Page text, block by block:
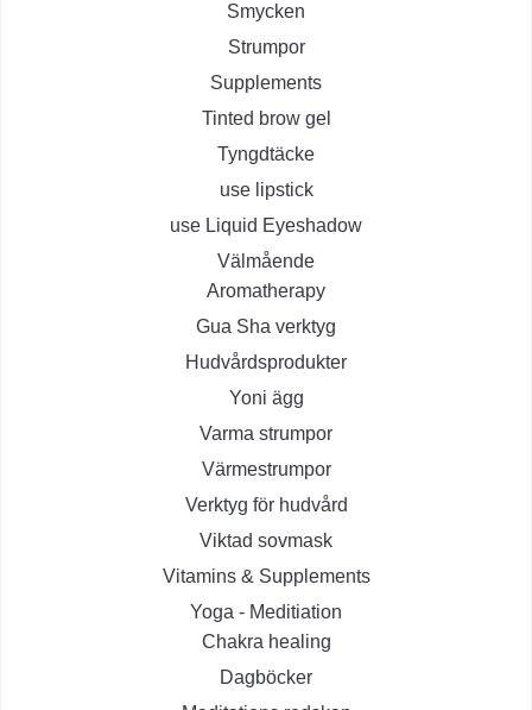
Smycken
Strumpor
Supplements
Tinted brow gel
Tyngdtäcke
use lipstick
use Liquid Eyeshadow
Välmående
Aromatherapy
Gua Sha verktyg
Hudvårdsprodukter
Yoni ägg
Varma strumpor
Värmestrumpor
Verktyg för hudvård
Viktad sovmask
Vitamins & Supplements
Yoga - Meditiation
Chakra healing
Dagböcker